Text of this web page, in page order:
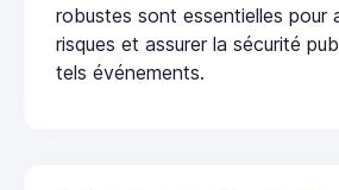
robustes sont essentielles pour
risques et assurer la sécurité
tels événements.